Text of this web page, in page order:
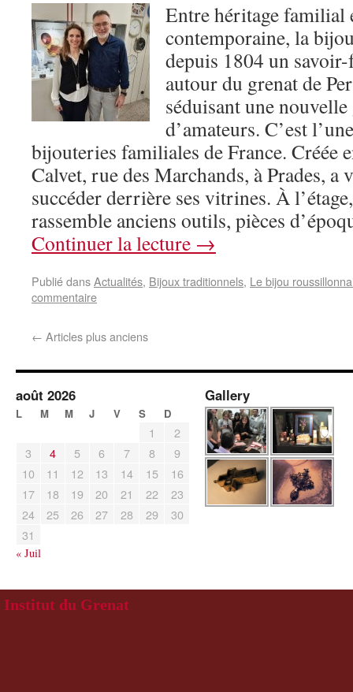
Entre héritage familial
contemporaine, la
depuis 1804 un
autour du grenat de
séduisant une
d’amateurs. C’est
bijouteries familiales de France. Créée
Calvet, rue des Marchands, à Prades, a
succéder derrière ses vitrines. À
rassemble anciens outils, pièces
Continuer la lecture →
Publié dansActualités, Bijoux traditionnels, Le bijou
commentaire
← Articles plus anciens
août 2026
L M M J V S D
1
2
3
4 5 6 7 8
9
10
11 12 13 14 15
16
17
18 19 20 21 22
23
24
25 26 27 28 29
30
31
« Juil
Gallery
Institut du Grenat